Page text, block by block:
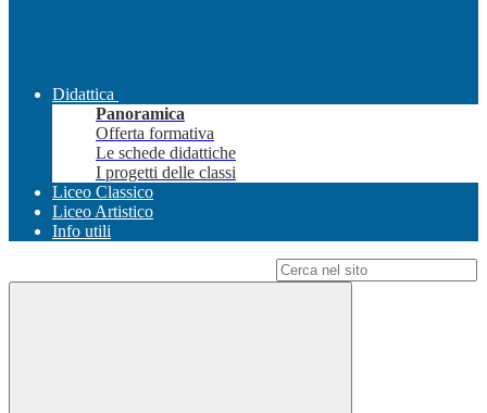
Didattica
Panoramica
Offerta formativa
Le schede didattiche
I progetti delle classi
Liceo Classico
Liceo Artistico
Info utili